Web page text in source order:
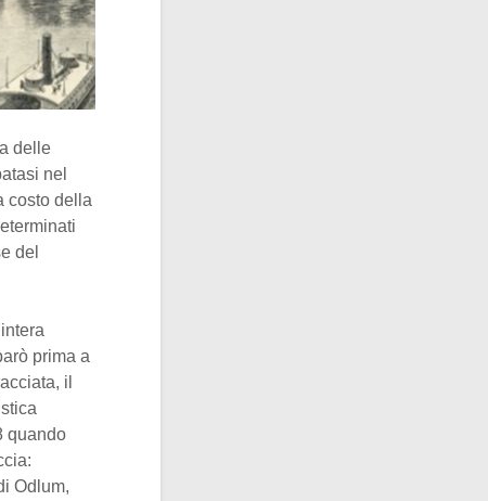
delle
nel
costo della
del
prima a
il
quando
Odlum,